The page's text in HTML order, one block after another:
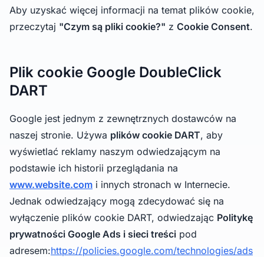
Aby uzyskać więcej informacji na temat plików cookie,
przeczytaj "Czym są pliki cookie?" z Cookie Consent.
Plik cookie Google DoubleClick
DART
Google jest jednym z zewnętrznych dostawców na
naszej stronie. Używa plików cookie DART, aby
wyświetlać reklamy naszym odwiedzającym na
podstawie ich historii przeglądania na
www.website.com i innych stronach w Internecie.
Jednak odwiedzający mogą zdecydować się na
wyłączenie plików cookie DART, odwiedzając Politykę
prywatności Google Ads i sieci treści pod
adresem:https://policies.google.com/technologies/ads